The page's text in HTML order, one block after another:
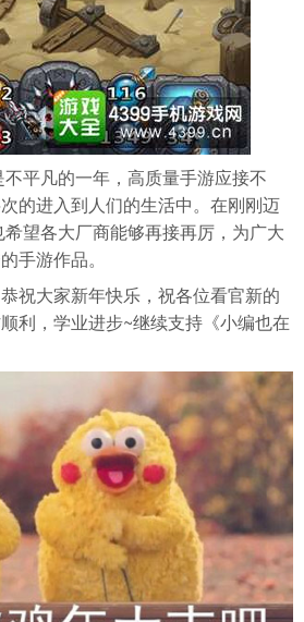
平凡的一年，高质量手游应接不
的进入到人们的生活中。在刚刚迈
望各大厂商能够再接再厉，为广大
手游作品。
祝大家新年快乐，祝各位看官新的
利，学业进步~继续支持《小编也在